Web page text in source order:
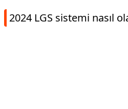
2024 LGS sistemi nasıl